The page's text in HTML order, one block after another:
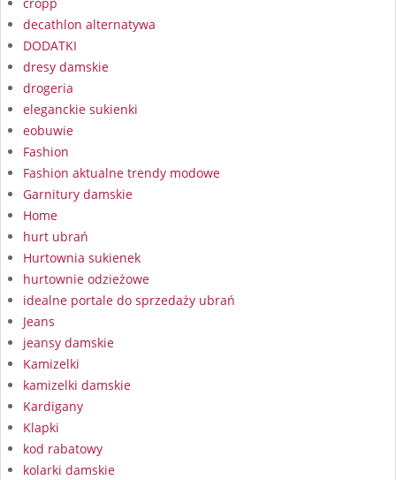
decathlon alternatywa
DODATKI
dresy damskie
drogeria
eleganckie sukienki
eobuwie
Fashion
Fashion aktualne trendy modowe
Garnitury damskie
Home
hurt ubrań
Hurtownia sukienek
hurtownie odzieżowe
idealne portale do sprzedaży ubrań
Jeans
jeansy damskie
Kamizelki
kamizelki damskie
Kardigany
Klapki
kod rabatowy
kolarki damskie